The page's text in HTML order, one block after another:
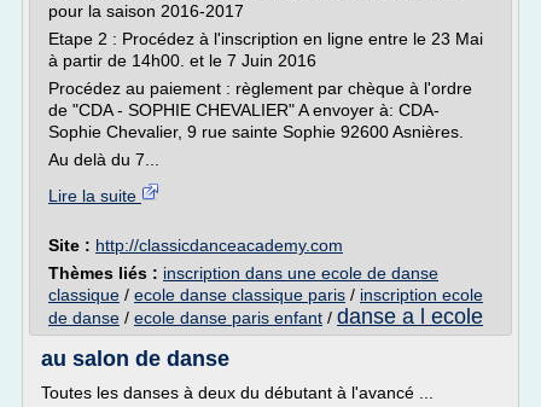
pour la saison 2016-2017
Etape 2 : Procédez à l'inscription en ligne entre le 23 Mai
à partir de 14h00. et le 7 Juin 2016
Procédez au paiement : règlement par chèque à l'ordre
de "CDA - SOPHIE CHEVALIER" A envoyer à: CDA-
Sophie Chevalier, 9 rue sainte Sophie 92600 Asnières.
Au delà du 7...
Lire la suite
Site : http://classicdanceacademy.com
Thèmes liés : inscription dans une ecole de danse
classique / ecole danse classique paris / inscription ecole
de danse / ecole danse paris enfant / danse a l ecole
au salon de danse
Toutes les danses à deux du débutant à l'avancé ...